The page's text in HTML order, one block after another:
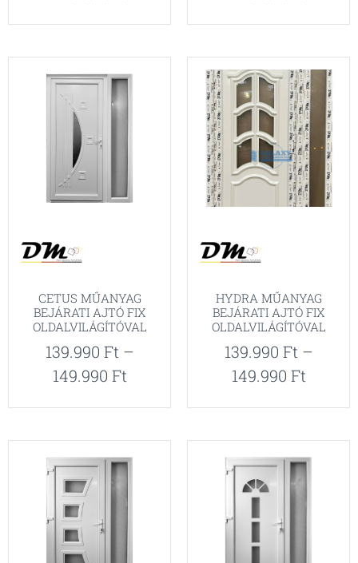
CETUS MŰANYAG
BEJÁRATI AJTÓ FIX
OLDALVILÁGÍTÓVAL
139.990 Ft –
149.990 Ft
HYDRA MŰANYAG
BEJÁRATI AJTÓ FIX
OLDALVILÁGÍTÓVAL
139.990 Ft –
149.990 Ft